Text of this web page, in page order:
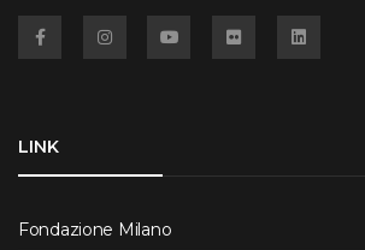
LINK
Fondazione Milano